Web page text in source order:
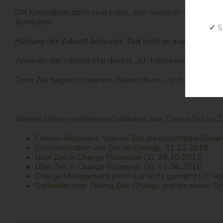
Die Kennzahlen dafür sind subtil, aber messbar: weniger
zu erleben.
Führung der Zukunft bedeutet, Zeit nicht zu managen,
Wenn du das nächste Mal denkst: „Ich habe keine Zeit“,
Denn Zeit beginnt in deinem Bewusstsein – und endet im
Weitere bisher erschienene Gedanken zum Thema Zeit im
Chrono-Resonanz: Warum Zeit die unsichtbare
Synchronisation von Zeit im Change, 31.12.2019
Über Zeit in Change Prozessen (1), 28.10.2015
Über Zeit in Change Prozessen (2), 01.06.2016
Change Management (nicht so) leicht gemacht (3):
Gedanken zum Thema Zeit, Change und der neuen
✔